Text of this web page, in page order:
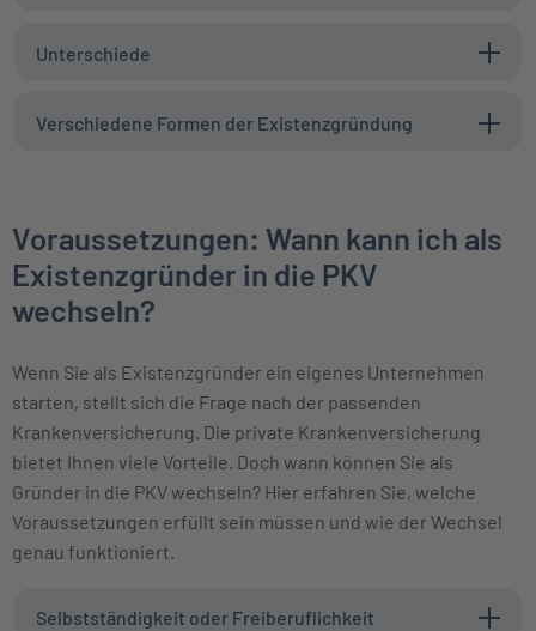
Unterschiede
Verschiedene Formen der Existenzgründung
Voraussetzungen: Wann kann ich als
Existenzgründer in die PKV
wechseln?
Wenn Sie als Existenzgründer ein eigenes Unternehmen
starten, stellt sich die Frage nach der passenden
Krankenversicherung. Die private Krankenversicherung
bietet Ihnen viele Vorteile. Doch wann können Sie als
Gründer in die PKV wechseln? Hier erfahren Sie, welche
Voraussetzungen erfüllt sein müssen und wie der Wechsel
genau funktioniert.
Selbstständigkeit oder Freiberuflichkeit